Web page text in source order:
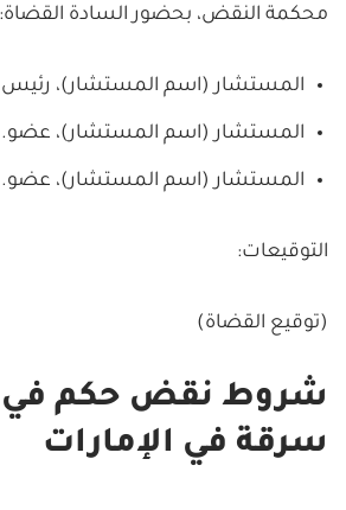
محكمة النقض، بحضور السادة القضاة:
المستشار (اسم المستشار)،
المستشار (اسم المستشار)، عضو.
المستشار (اسم المستشار)، عضو.
التوقيعات:
(توقيع القضاة)
شروط نقض حكم في
سرقة في الإمارات